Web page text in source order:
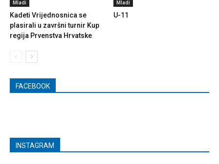
Mladi
Kadeti Vrijednosnica se
plasirali u završni turnir Kup
regija Prvenstva Hrvatske
Mladi
U-11
FACEBOOK
INSTAGRAM